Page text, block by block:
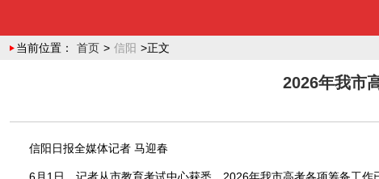
当前位置： 首页 > 信阳 >正文
2026年我市
信阳日报全媒体记者 马迎春